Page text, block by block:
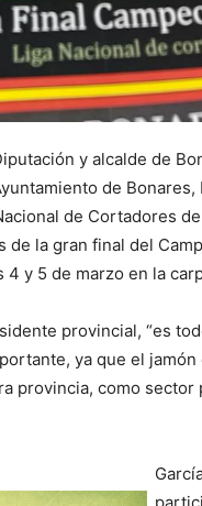
y alcalde de
de
de Cortadores
de la gran final del
4 y 5 de marzo en la
provincial, “es
ya que el
provincia, como